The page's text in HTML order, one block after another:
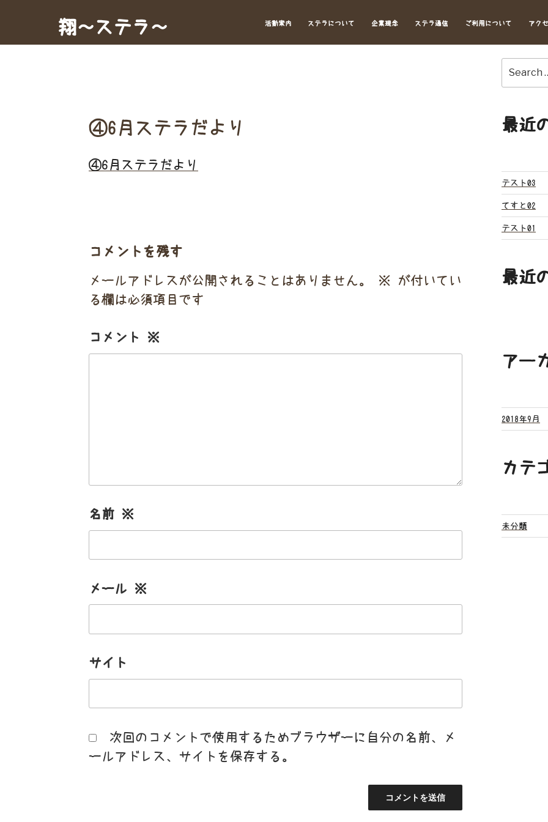
翔～ステラ～ 活動案内 ステラについて 企業理念 ステラ通信 ご利用について アク
④6月ステラだより
④6月ステラだより
コメントを残す
メールアドレスが公開されることはありません。 ※ が付いてい
る欄は必須項目です
コメント ※
名前 ※
メール ※
サイト
次回のコメントで使用するためブラウザーに自分の名前、メ
ールアドレス、サイトを保存する。
for:
最近
テスト03
てすと02
テスト01
最近
アー
2018年9月
カテ
未分類